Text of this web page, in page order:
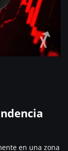
en una zona